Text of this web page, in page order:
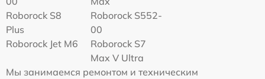
Roborock S8
Plus
Roborock S552-
00
Roborock Jet M6
Roborock S7
Max V Ultra
Мы занимаемся ремонтом и техническим